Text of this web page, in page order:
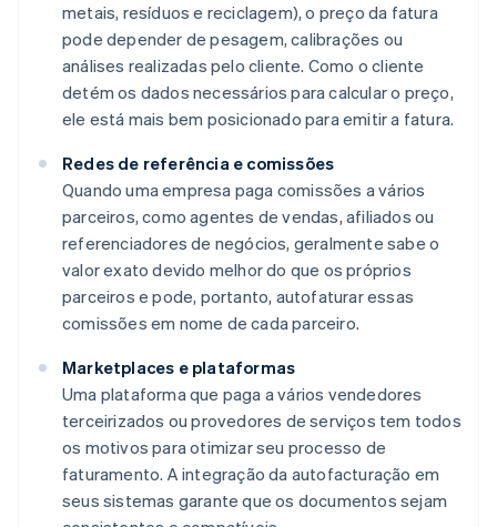
metais, resíduos e reciclagem), o preço da fatura
pode depender de pesagem, calibrações ou
análises realizadas pelo cliente. Como o cliente
detém os dados necessários para calcular o preço,
ele está mais bem posicionado para emitir a fatura.
Redes de referência e comissões
Quando uma empresa paga comissões a vários
parceiros, como agentes de vendas, afiliados ou
referenciadores de negócios, geralmente sabe o
valor exato devido melhor do que os próprios
parceiros e pode, portanto, autofaturar essas
comissões em nome de cada parceiro.
Marketplaces e plataformas
Uma plataforma que paga a vários vendedores
terceirizados ou provedores de serviços tem todos
os motivos para otimizar seu processo de
faturamento. A integração da autofacturação em
seus sistemas garante que os documentos sejam